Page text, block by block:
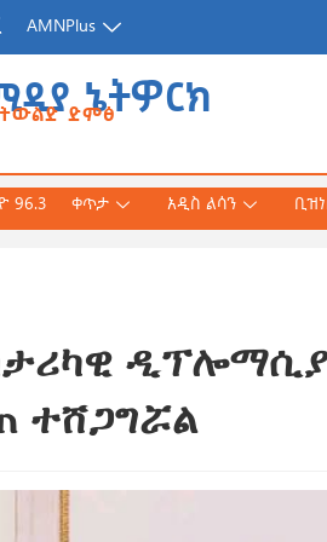
AMNPlus
ኔትዎርክ
ድምፅ
(ዶ/ር)
ተተርጉሞ በቅርቡ
96.3 ቀጥታ አዲስ ልሳን
ተሸጋግሯል